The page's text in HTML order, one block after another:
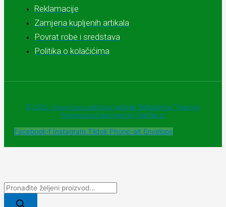
Reklamacije
Zamjena kupljenih artikala
Povrat robe i sredstava
Politika o kolačićima
© 2025 - Sva prava zadržava Apoteke "Belladonna" Trebinje |
Powered and designed by Webherzz
Facebook-f Instagram Tiktok Phone-alt Envelope